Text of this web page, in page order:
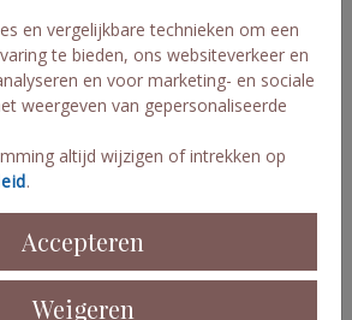
en vergelijkbare technieken om een
te bieden, ons websiteverkeer en
en voor marketing- en sociale
weergeven van gepersonaliseerde
altijd wijzigen of intrekken op
.
Accepteren
Weigeren